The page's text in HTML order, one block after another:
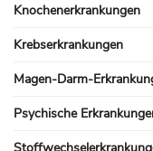
Knochenerkrankungen
Krebserkrankungen
Magen-Darm-
Psychische